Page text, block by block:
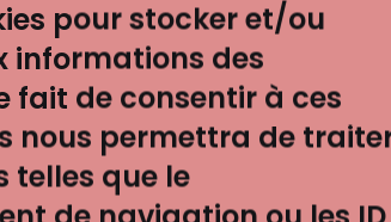
pour stocker et/ou
informations des
fait de consentir à ces
nous permettra de
telles que le
psychological violence (lies,
du suicide forcé en
en Belgique Les suicides selon le